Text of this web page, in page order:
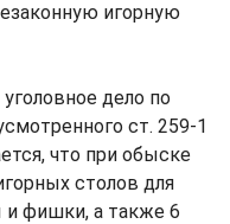
игорную
дело по
ст. 259-1
что при обыске
столов для
и фишки, а также 6